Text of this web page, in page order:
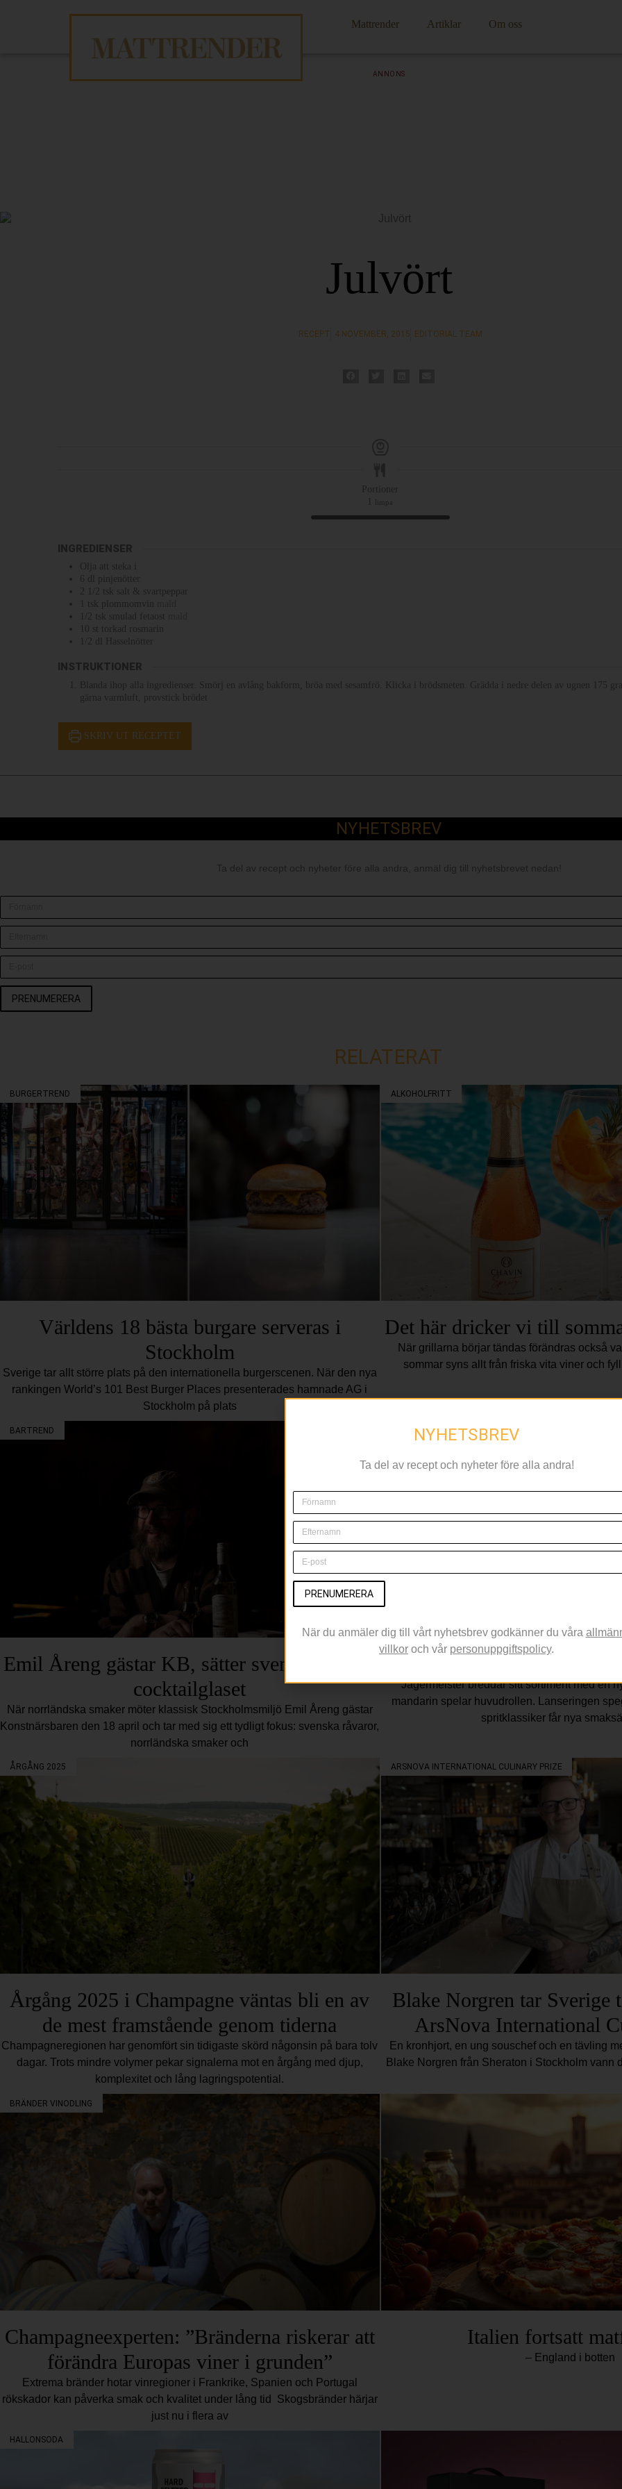
Mattrender Artiklar Om oss
ANNONS
Julvört
RECEPT 4 NOVEMBER, 2015 EDITORIAL TEAM
Portioner
INGREDIENSER
Olja att steka i
6
dl
pinjenötter
2 1/2 tsk
salt & svartpeppar
tsk plommomvin
1/2 tsk smulad fetaost
st torkad rosmarin
1/2 dl Hasselnötter
INSTRUKTIONER
Blanda ihop alla ingredienser. Smörj en avlång bakform, bröa med sesamfrö. Klicka i brödsmeten. Grädda i nedre delen av ugnen 175
gärna varmluft, provstick brödet
SKRIV UT RECEPTET
NYHETSBREV
Ta del av recept och nyheter före alla andra, anmäl dig till nyhetsbrevet nedan!
PRENUMERERA
RELATERAT
BURGERTREND
Världens 18 bästa burgare serveras i
Stockholm
Sverige tar allt större plats på den internationella burgerscenen. När den nya
rankingen World’s 101 Best Burger Places presenterades hamnade AG i
Stockholm på plats
ALKOHOLFRITT
Det här dricker vi till
När grillarna börjar tändas förändras också
sommar syns allt från friska vita viner och
BARTREND
Emil Åreng gästar KB, sätter svensk terroir i
cocktailglaset
När norrländska smaker möter klassisk Stockholmsmiljö Emil Åreng gästar
Konstnärsbaren den 18 april och tar med sig ett tydligt fokus: svenska råvaror,
norrländska smaker och
CITRUS
Apelsin och örter möts i
Jägermeister breddar sitt sortiment med en
mandarin spelar huvudrollen. Lanseringen
spritklassiker får nya
ÅRGÅNG 2025
Årgång 2025 i Champagne väntas bli en av
de mest framstående genom tiderna
Champagneregionen har genomfört sin tidigaste skörd någonsin på bara tolv
dagar. Trots mindre volymer pekar signalerna mot en årgång med djup,
komplexitet och lång lagringspotential.
ARSNOVA INTERNATIONAL CULINARY PRIZE
Blake Norgren tar Sverige
ArsNova International
En kronhjort, en ung souschef och en tävling
Blake Norgren från Sheraton i Stockholm vann
BRÄNDER VINODLING
Champagneexperten: ”Bränderna riskerar att
förändra Europas viner i grunden”
Extrema bränder hotar vinregioner i Frankrike, Spanien och Portugal
rökskador kan påverka smak och kvalitet under lång tid Skogsbränder härjar
just nu i flera av
Italien fortsatt
– England i botten
HALLONSODA
NYHETSBREV
Ta del av recept och nyheter före alla andra!
PRENUMERERA
När du anmäler dig till vårt nyhetsbrev godkänner du våra
villkor och vår personuppgiftspolicy.